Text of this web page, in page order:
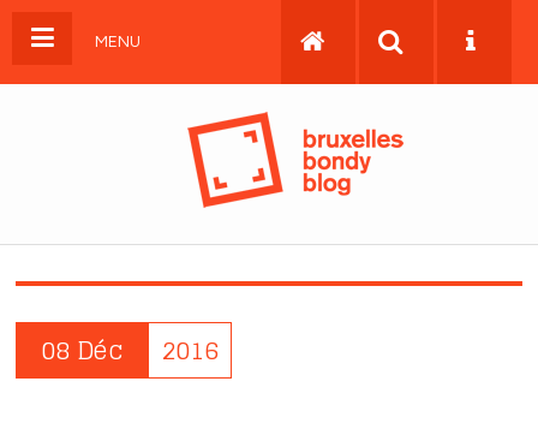
MENU
08 Déc 2016